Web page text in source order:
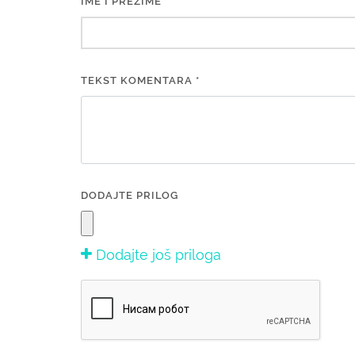
TEKST KOMENTARA *
DODAJTE PRILOG
Dodajte još priloga